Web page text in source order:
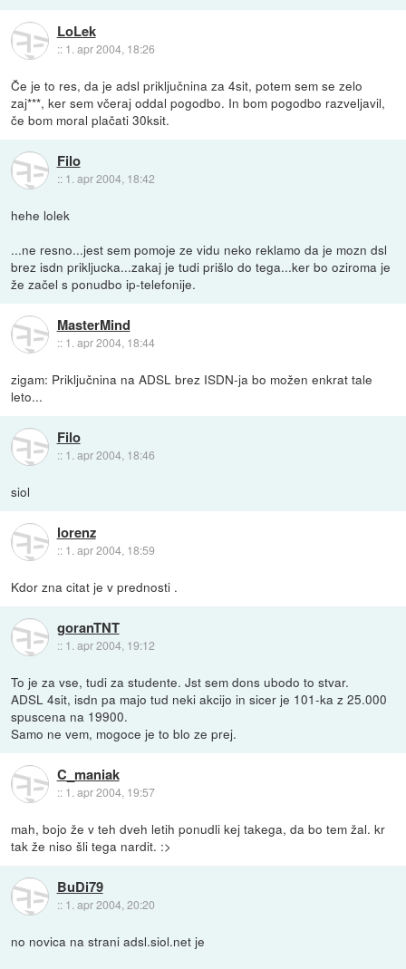
LoLek
:: 1. apr 2004, 18:26
Če je to res, da je adsl priključnina za 4sit, potem sem se zelo
zaj***, ker sem včeraj oddal pogodbo. In bom pogodbo razveljavil,
če bom moral plačati 30ksit.
Filo
:: 1. apr 2004, 18:42
hehe lolek
...ne resno...jest sem pomoje ze vidu neko reklamo da je mozn dsl
brez isdn prikljucka...zakaj je tudi prišlo do tega...ker bo oziroma je
že začel s ponudbo ip-telefonije.
MasterMind
:: 1. apr 2004, 18:44
zigam: Priključnina na ADSL brez ISDN-ja bo možen enkrat tale
leto...
Filo
:: 1. apr 2004, 18:46
siol
lorenz
:: 1. apr 2004, 18:59
Kdor zna citat je v prednosti .
goranTNT
:: 1. apr 2004, 19:12
To je za vse, tudi za studente. Jst sem dons ubodo to stvar.
ADSL 4sit, isdn pa majo tud neki akcijo in sicer je 101-ka z 25.000
spuscena na 19900.
Samo ne vem, mogoce je to blo ze prej.
C_maniak
:: 1. apr 2004, 19:57
mah, bojo že v teh dveh letih ponudli kej takega, da bo tem žal. kr
tak že niso šli tega nardit. :>
BuDi79
:: 1. apr 2004, 20:20
no novica na strani adsl.siol.net je